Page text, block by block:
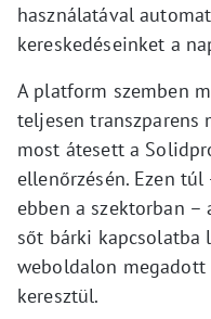
használatával
kereskedéseinket a
A platform szemben
teljesen transzparens
most átesett a
ellenőrzésén. Ezen
ebben a szektorban
sőt bárki kapcsolatba
weboldalon
keresztül.